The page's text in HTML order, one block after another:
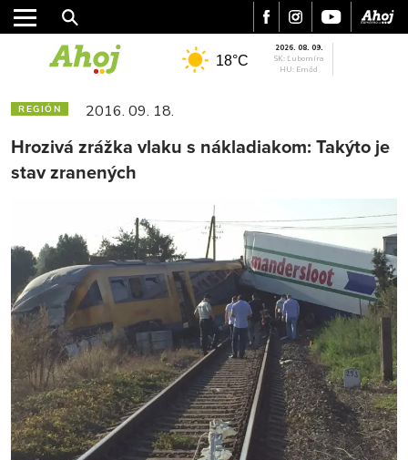
MESTO
REGIÓN
ŠPORT
18°C
2026. 08. 09.
SK: Ľubomíra
HU: Emőd
REGIÓN 2016. 09. 18.
Hrozivá zrážka vlaku s nákladiakom: Takýto je
stav zranených